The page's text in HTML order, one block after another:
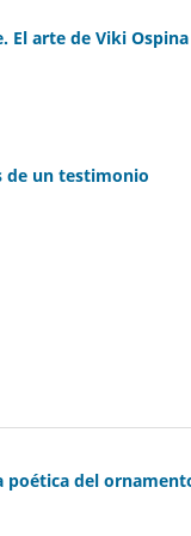
El arte de Viki Ospina
de un testimonio
poética del